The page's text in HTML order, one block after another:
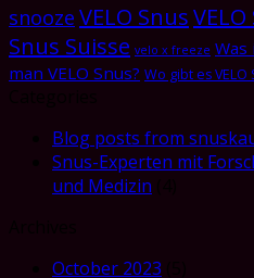
snooze VELO Snus
Snus Suisse velo x freeze Was
man VELO Snus? Wo gibt es
Blog posts from
Snus-Experten mit
und Medizin
October 2023